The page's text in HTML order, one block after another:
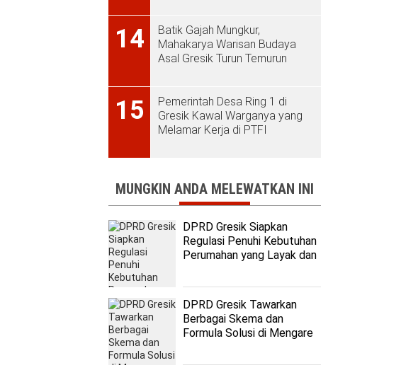
14
Batik Gajah Mungkur,
Mahakarya Warisan Budaya
Asal Gresik Turun Temurun
15
Pemerintah Desa Ring 1 di
Gresik Kawal Warganya yang
Melamar Kerja di PTFI
MUNGKIN ANDA MELEWATKAN INI
DPRD Gresik Siapkan
Regulasi Penuhi Kebutuhan
Perumahan yang Layak dan
DPRD Gresik Tawarkan
Berbagai Skema dan
Formula Solusi di Mengare